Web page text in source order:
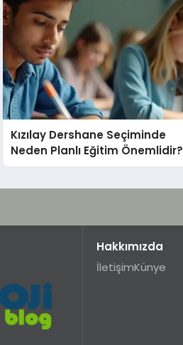
Kızılay Dershane Seçiminde
Neden Planlı Eğitim Önemlidir?
Hakkımızda
İletişimKünye